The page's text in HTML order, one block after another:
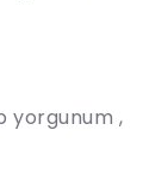
yorgunum ,